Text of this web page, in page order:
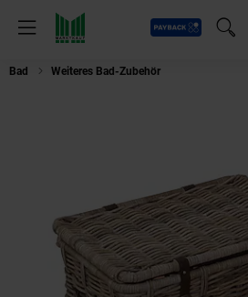
Menü
Payback
Bad Weiteres Bad-Zubehör